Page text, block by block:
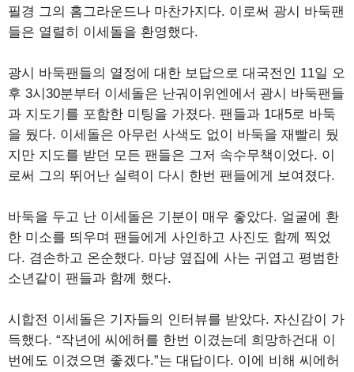
필경 그의 홈그라운드나 마찬가지다. 이로써 광시 바둑팬
들은 열렬히 이세돌을 환영했다.
광시 바둑팬들의 열정에 대한 보답으로 대국전인 11일 오
후 3시30분부터 이세돌은 난궈이위엔에서 광시 바둑팬들
과 지도기를 포함한 미팅을 가졌다. 팬들과 1대5로 바둑
을 뒀다. 이세돌은 아무런 사색도 없이 바둑을 재빨리 뒀
지만 지도를 받던 모든 팬들은 그저 속수무책이었다. 이
로써 그의 뛰어난 실력이 다시 한번 팬들에게 보여졌다.
바둑을 두고 난 이세돌은 기분이 매우 좋았다. 얼굴에 환
한 미소를 띄우며 팬들에게 사인하고 사진도 함께 찍었
다. 겸손하고 온순했다. 마냥 옆집에 사는 귀엽고 평범한
소년같이 팬들과 함께 했다.
시합전 이세돌은 기자들의 인터뷰를 받았다. 자신감이 가
득했다. “작년에 씨에허를 한번 이겼는데 희망하건대 이
번에도 이겼으면 좋겠다.”는 대답이다. 이에 비해 씨에허